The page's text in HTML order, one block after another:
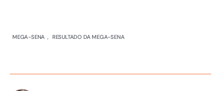
MEGA-SENA , RESULTADO DA MEGA-SENA